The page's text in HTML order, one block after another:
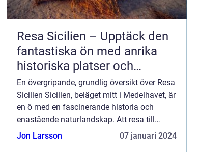
Resa Sicilien – Upptäck den
fantastiska ön med anrika
historiska platser och
böljande landskap
En övergripande, grundlig översikt över Resa
Sicilien Sicilien, beläget mitt i Medelhavet, är
en ö med en fascinerande historia och
enastående naturlandskap. Att resa till
Sicilien är som att besöka en verklig
Jon Larsson 07 januari 2024